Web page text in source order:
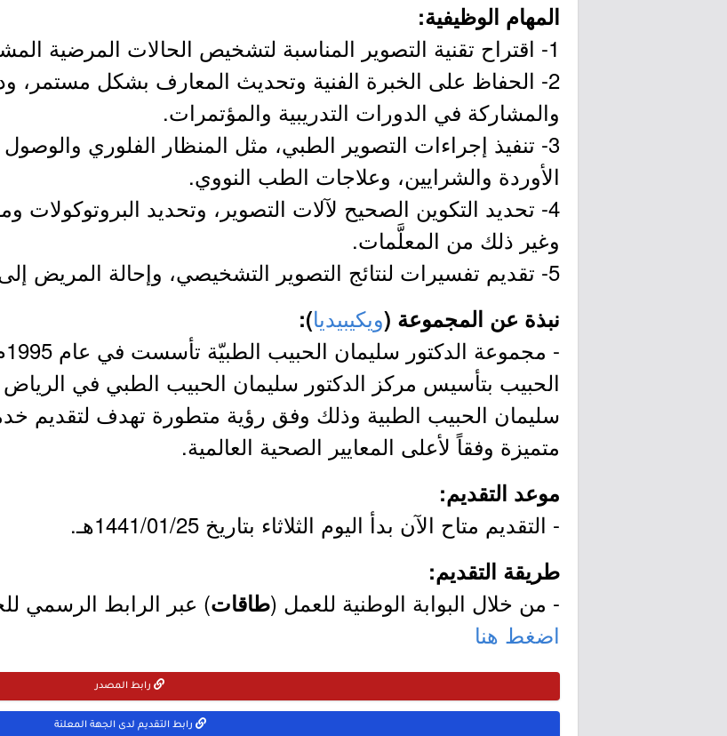
المهام الوظيفية:
1- اقتراح تقنية التصوير المناسبة لتشخيص الحالات المرضية المشتبه فيها.
2- الحفاظ على الخبرة الفنية وتحديث المعارف بشكل مستمر،
والمشاركة في الدورات التدريبية والمؤتمرات.
3- تنفيذ إجراءات التصوير الطبي، مثل المنظار الفلوري
الأوردة والشرايين، وعلاجات الطب النووي.
4- تحديد التكوين الصحيح لآلات التصوير، وتحديد البروتوكولات
وغير ذلك من المعلَّمات.
5- تقديم تفسيرات لنتائج التصوير التشخيصي، وإحالة المريض إلى أطباء متخصصين إذا لزم الأمر.
نبذة عن المجموعة (ويكيبيديا):
-
الحبيب بتأسيس مركز الدكتور سليمان الحبيب الطبي في الرياض
سليمان الحبيب الطبية وذلك وفق رؤية متطورة تهدف لتقديم
متميزة وفقاً لأعلى المعايير الصحية العالمية.
موعد التقديم:
- التقديم متاح الآن بدأ اليوم الثلاثاء بتاريخ 1441/01/25هـ.
طريقة التقديم:
- من خلال البوابة الوطنية للعمل (طاقات) عبر الرابط الرسمي
اضغط هنا
رابط المصدر
رابط التقديم لدى الجهة المعلنة